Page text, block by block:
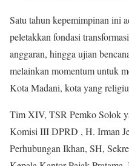
Satu tahun kepemimpinan ini
peletakkan fondasi
anggaran, hingga ujian
melainkan momentum untuk
Kota Madani, kota yang
Tim XIV, TSR Pemko Solok
Komisi III DPRD , H. Irman
Perhubungan Ikhan, SH,